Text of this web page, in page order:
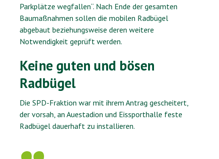
Parkplätze wegfallen“. Nach Ende der gesamten
Baumaßnahmen sollen die mobilen Radbügel
abgebaut beziehungsweise deren weitere
Notwendigkeit geprüft werden.
Keine guten und bösen
Radbügel
Die SPD-Fraktion war mit ihrem Antrag gescheitert,
der vorsah, an Auestadion und Eissporthalle feste
Radbügel dauerhaft zu installieren.